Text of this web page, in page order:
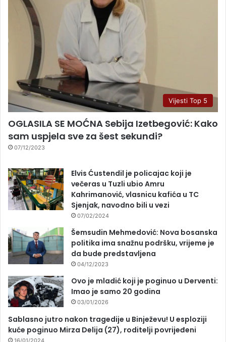
Vijesti Top 5
OGLASILA SE MOĆNA Sebija Izetbegović: Kako
sam uspjela sve za šest sekundi?
07/12/2023
Elvis Ćustendil je policajac koji je
večeras u Tuzli ubio Amru
Kahrimanović, vlasnicu kafića u TC
Sjenjak, navodno bili u vezi
07/02/2024
Šemsudin Mehmedović: Nova bosanska
politika ima snažnu podršku, vrijeme je
da bude predstavljena
04/12/2023
Ovo je mladić koji je poginuo u Derventi:
Imao je samo 20 godina
03/01/2026
Sablasno jutro nakon tragedije u Binježevu! U esploziji
kuće poginuo Mirza Delija (27), roditelji povrijeđeni
16/01/2024